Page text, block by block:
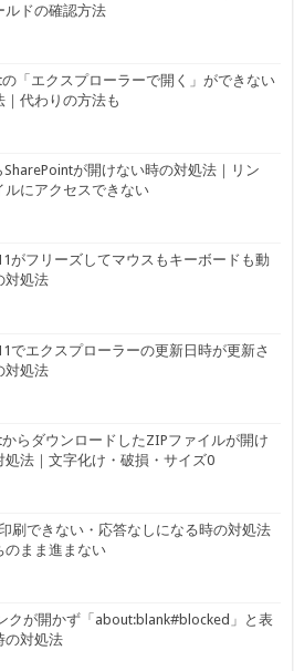
ルドの確認方法
の「エクスプローラーで開く」ができない
｜代わりの方法も
SharePointが開けない時の対処法｜リン
ルにアクセスできない
がフリーズしてマウスもキーボードも動
対処法
でエクスプローラーの更新日時が更新さ
対処法
からダウンロードしたZIPファイルが開け
処法｜文字化け・破損・サイズ0
刷できない・応答なしになる時の対処法
のまま進まない
クが開かず「about:blank#blocked」と表
の対処法